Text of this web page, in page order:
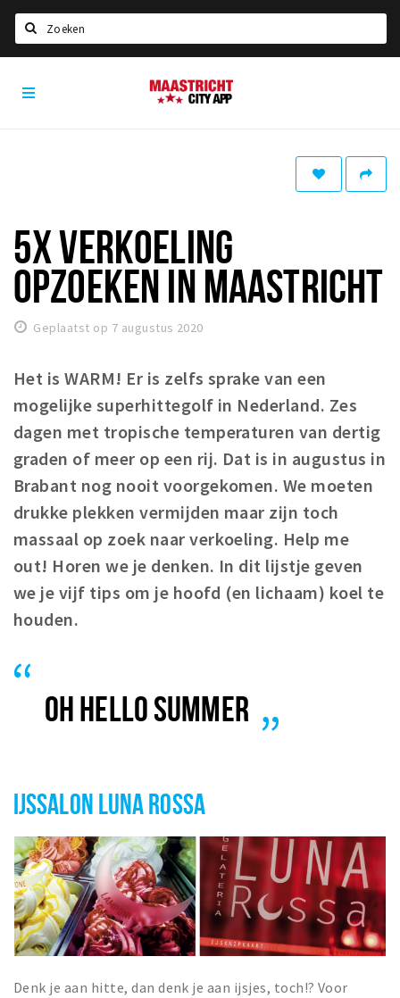
Home
Eten
Drinken
Slapen
Winkels
Winkelgebieden
Parkeren
Bezienswaardigheden
Musea, theaters & podia
Uitjes & activiteiten
Toeristische routes
Natuurgebieden
Sport
Andere City Apps
Maastricht
City
5X VERKOELING
OPZOEKEN IN MAASTRICHT
Geplaatst op 7 augustus 2020
Het is WARM! Er is zelfs sprake van een
mogelijke superhittegolf in Nederland. Zes
dagen met tropische temperaturen van dertig
graden of meer op een rij. Dat is in augustus in
Brabant nog nooit voorgekomen. We moeten
drukke plekken vermijden maar zijn toch
massaal op zoek naar verkoeling. Help me
out! Horen we je denken. In dit lijstje geven
we je vijf tips om je hoofd (en lichaam) koel te
houden.
OH HELLO SUMMER
IJSSALON LUNA ROSSA
Denk je aan hitte, dan denk je aan ijsjes, toch!? Voor